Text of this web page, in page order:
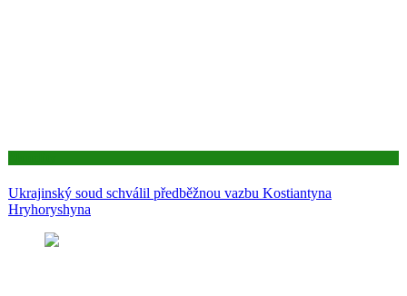
Ukrajinský soud schválil předběžnou vazbu Kostiantyna
Hryhoryshyna